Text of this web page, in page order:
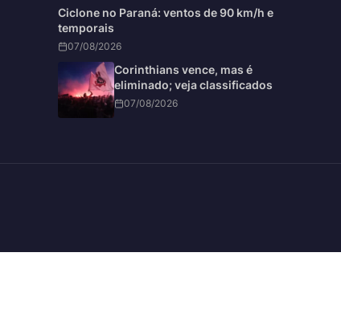
Ciclone no Paraná: ventos de 90 km/h e
temporais
07/08/2026
Corinthians vence, mas é
eliminado; veja classificados
07/08/2026